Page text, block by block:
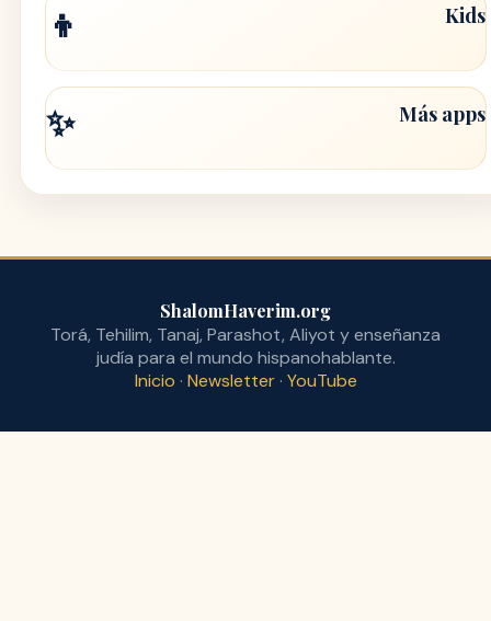
👦 Kids
✨ Más apps
ShalomHaverim.org
Torá, Tehilim, Tanaj, Parashot, Aliyot y enseñanza
judía para el mundo hispanohablante.
Inicio · Newsletter· YouTube